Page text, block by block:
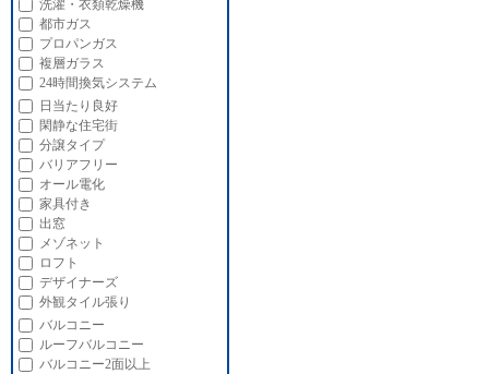
洗濯・衣類乾燥機
都市ガス
プロパンガス
複層ガラス
24時間換気システム
日当たり良好
閑静な住宅街
分譲タイプ
バリアフリー
オール電化
家具付き
出窓
メゾネット
ロフト
デザイナーズ
外観タイル張り
バルコニー
ルーフバルコニー
バルコニー2面以上